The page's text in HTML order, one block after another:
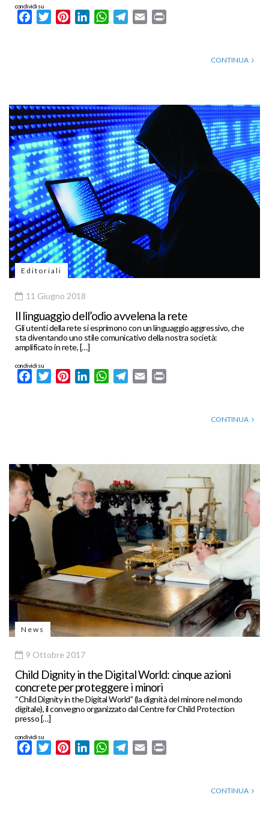
condividi su
FacebookTwitterPinterestLinkedInWhatsApp
Telegram
Email
CONTINUA
Editoriali
11 Giugno 2018
Il linguaggio dell’odio avvelena la rete
Gli utenti della rete si esprimono con un linguaggio aggressivo, che
sta diventando uno stile comunicativo della nostra società:
amplificato in rete, […]
condividi su
FacebookTwitterPinterestLinkedInWhatsApp
Telegram
Email
CONTINUA
News
9 Ottobre 2017
Child Dignity in the Digital World: cinque azioni
concrete per proteggere i minori
“Child Dignity in the Digital World” (la dignità del minore nel mondo
digitale), il convegno organizzato dal Centre for Child Protection
presso […]
condividi su
FacebookTwitterPinterestLinkedInWhatsApp
Telegram
Email
CONTINUA